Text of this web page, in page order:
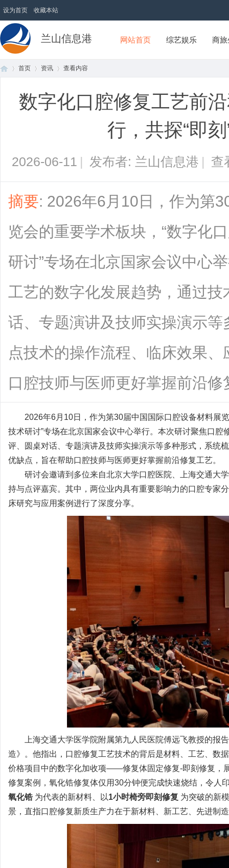
设为首页 收藏本站
兰山信息港 网站首页 综艺娱乐 商
首页 资讯 查看内容
数字化口腔修复工艺前
行，共探“即
2026-06-11 | 发布者: 兰山信息港 | 查
摘要: 2026年6月10日，作为第
览会的重要学术板块，“数字化
研讨”专场在北京国家会议中心
工艺的数字化发展趋势，通过
话、专题演讲及技师实操演示
点技术的操作流程、临床效果
口腔技师与医师更好掌握前沿修
2026年6月10日，作为第30届中国国际口腔设备材料展
技术研讨”专场在北京国家会议中心举行。本次研讨聚焦口
评、圆桌对话、专题演讲及技师实操演示等多种形式，系统
优缺点，旨在帮助口腔技师与医师更好掌握前沿修复工艺。
研讨会邀请到多位来自北京大学口腔医院、上海交通大
持与点评嘉宾。其中，两位业内具有重要影响力的口腔专家
床研究与应用案例进行了深度分享。
上海交通大学医学院附属第九人民医院傅远飞教授的
造》。他指出，口腔修复工艺技术的背后是材料、工艺、数
价格项目中的数字化加收项——修复体固定修复-即刻修复，
修复案例，氧化锆修复体仅用30分钟便完成快速烧结，令人
氧化锆为代表的新材料、以1小时椅旁即刻修复 为突破的新
景，直指口腔修复新质生产力在于新材料、新工艺、先进制